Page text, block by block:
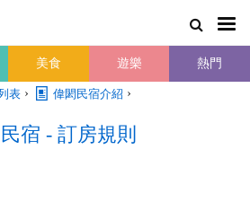
美食 遊樂 熱門
表 › 偉閎民宿介紹 ›
宿 - 訂房規則